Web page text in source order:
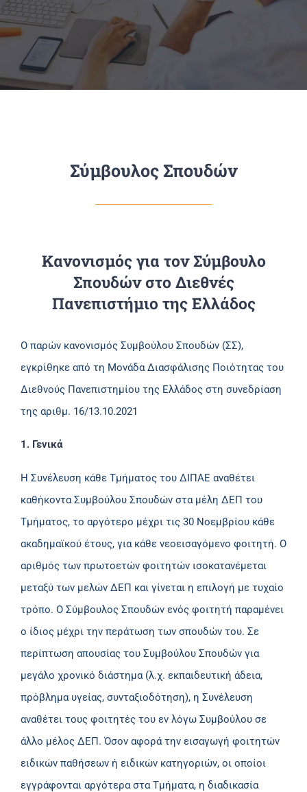
Πανεπιστημιακές Μονάδες
Πληροφορίες
Σύμβουλος Σπουδών
Κανονισμός για τον Σύμβουλο
Σπουδών στο Διεθνές
Πανεπιστήμιο της Ελλάδος
Ο παρών κανονισμός Συμβούλου Σπουδών (ΣΣ),
εγκρίθηκε από τη Μονάδα Διασφάλισης Ποιότητας του
Διεθνούς Πανεπιστημίου της Ελλάδος στη συνεδρίαση
της αριθμ. 16/13.10.2021
1. Γενικά
Η Συνέλευση κάθε Τμήματος του ΔΙΠΑΕ αναθέτει
καθήκοντα Συμβούλου Σπουδών στα μέλη ΔΕΠ του
Τμήματος, το αργότερο μέχρι τις 30 Νοεμβρίου κάθε
ακαδημαϊκού έτους, για κάθε νεοεισαγόμενο φοιτητή. Ο
αριθμός των πρωτοετών φοιτητών ισοκατανέμεται
μεταξύ των μελών ΔΕΠ και γίνεται η επιλογή με τυχαίο
τρόπο. Ο Σύμβουλος Σπουδών ενός φοιτητή παραμένει
ο ίδιος μέχρι την περάτωση των σπουδών του. Σε
περίπτωση απουσίας του Συμβούλου Σπουδών για
μεγάλο χρονικό διάστημα (λ.χ. εκπαιδευτική άδεια,
πρόβλημα υγείας, συνταξιοδότηση), η Συνέλευση
αναθέτει τους φοιτητές του εν λόγω Συμβούλου σε
άλλο μέλος ΔΕΠ. Όσον αφορά την εισαγωγή φοιτητών
ειδικών παθήσεων ή ειδικών κατηγοριών, οι οποίοι
εγγράφονται αργότερα στα Τμήματα, η διαδικασία